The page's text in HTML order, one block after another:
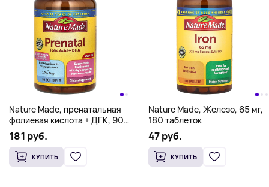
Nature Made, пренатальная
фолиевая кислота + ДГК, 90
капсул
181 руб.
КУПИТЬ
Nature Made, Железо, 65 мг,
180 таблеток
47 руб.
КУПИТЬ